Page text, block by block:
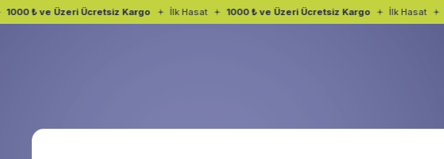
1000 ₺ ve Üzeri Ücretsiz Kargo İlk Hasat 1000 ₺ ve Üzeri Ücretsiz Kargo İlk Hasat